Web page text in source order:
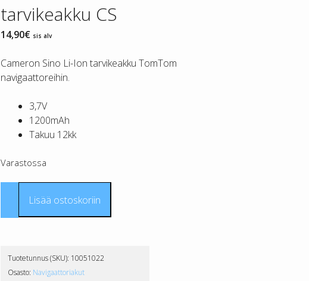
tarvikeakku CS
14,90€ sis alv
Cameron Sino Li-Ion tarvikeakku TomTom
navigaattoreihin.
3,7V
1200mAh
Takuu 12kk
Varastossa
TomTom
tarvikeakku
CS
Lisää ostoskoriin
Tuotetunnus (SKU): 10051022
Osasto: Navigaattoriakut